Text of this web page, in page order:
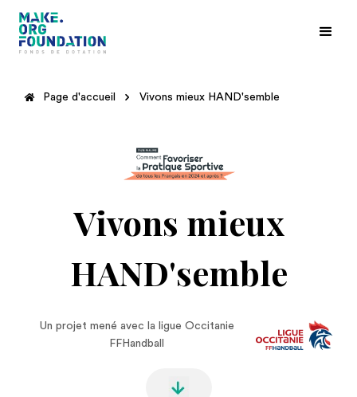
Page d'accueil Vivons mieux HAND'semble
Vivons mieux
HAND'semble
Un projet mené avec la ligue Occitanie
FFHandball